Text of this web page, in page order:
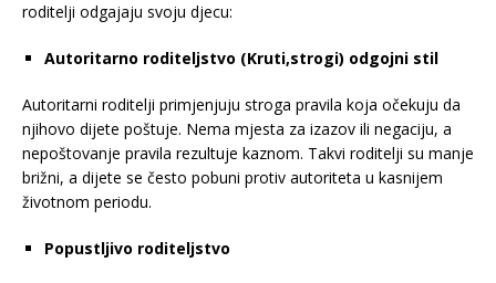
roditelji odgajaju svoju djecu:
Autoritarno roditeljstvo (Kruti,strogi) odgojni stil
Autoritarni roditelji primjenjuju stroga pravila koja očekuju da
njihovo dijete poštuje. Nema mjesta za izazov ili negaciju, a
nepoštovanje pravila rezultuje kaznom. Takvi roditelji su manje
brižni, a dijete se često pobuni protiv autoriteta u kasnijem
životnom periodu.
Popustljivo roditeljstvo